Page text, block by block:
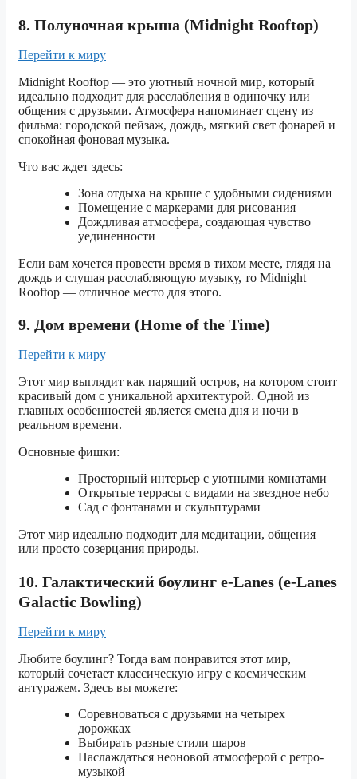
8. Полуночная крыша (Midnight Rooftop)
Перейти к миру
Midnight Rooftop — это уютный ночной мир, который
идеально подходит для расслабления в одиночку или
общения с друзьями. Атмосфера напоминает сцену из
фильма: городской пейзаж, дождь, мягкий свет фонарей и
спокойная фоновая музыка.
Что вас ждет здесь:
Зона отдыха на крыше с удобными сидениями
Помещение с маркерами для рисования
Дождливая атмосфера, создающая чувство
уединенности
Если вам хочется провести время в тихом месте, глядя на
дождь и слушая расслабляющую музыку, то Midnight
Rooftop — отличное место для этого.
9. Дом времени (Home of the Time)
Перейти к миру
Этот мир выглядит как парящий остров, на котором стоит
красивый дом с уникальной архитектурой. Одной из
главных особенностей является смена дня и ночи в
реальном времени.
Основные фишки:
Просторный интерьер с уютными комнатами
Открытые террасы с видами на звездное небо
Сад с фонтанами и скульптурами
Этот мир идеально подходит для медитации, общения
или просто созерцания природы.
10. Галактический боулинг e-Lanes (e-Lanes
Galactic Bowling)
Перейти к миру
Любите боулинг? Тогда вам понравится этот мир,
который сочетает классическую игру с космическим
антуражем. Здесь вы можете:
Соревноваться с друзьями на четырех
дорожках
Выбирать разные стили шаров
Наслаждаться неоновой атмосферой с ретро-
музыкой